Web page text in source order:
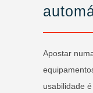
Apostar
usabilidade